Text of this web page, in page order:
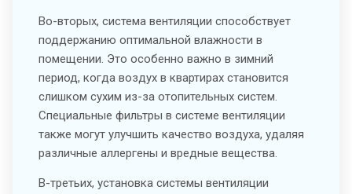
Во-вторых, система вентиляции способствует
поддержанию оптимальной влажности в
помещении. Это особенно важно в зимний
период, когда воздух в квартирах становится
слишком сухим из-за отопительных систем.
Специальные фильтры в системе вентиляции
также могут улучшить качество воздуха, удаляя
различные аллергены и вредные вещества.
В-третьих, установка системы вентиляции